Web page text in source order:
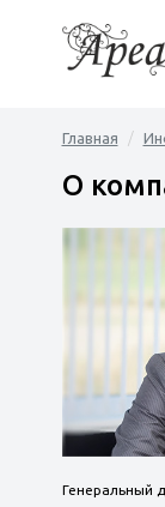
Главная
О
Генеральный